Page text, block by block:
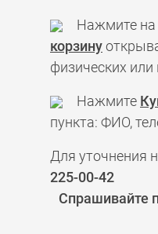
Нажмите на
корзину
физических
Нажмите
пункта: ФИО,
Для уточнения
225-00-42
Спрашивайте